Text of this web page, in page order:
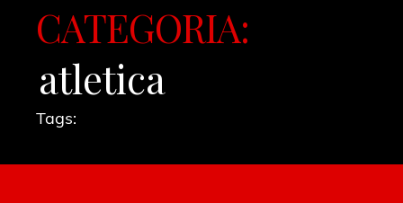
CATEGORIA:
atletica
Tags: